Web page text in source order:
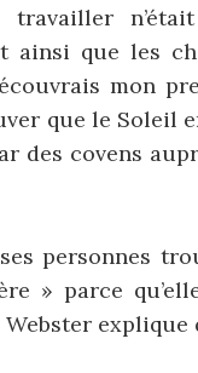
travailler
ainsi que les
mon
que le Soleil
des covens
personnes
» parce